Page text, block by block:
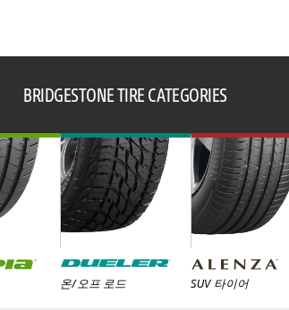
BRIDGESTONE TIRE CATEGORIES
온/오프 로드 SUV 타이어